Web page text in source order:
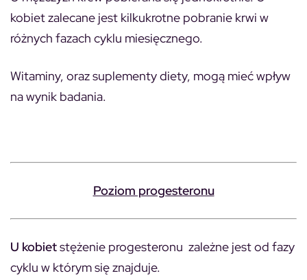
kobiet zalecane jest kilkukrotne pobranie krwi w
różnych fazach cyklu miesięcznego.
Witaminy, oraz suplementy diety, mogą mieć wpływ
na wynik badania.
Poziom progesteronu
U kobietstężenie progesteronu zależne jest od fazy
cyklu w którym się znajduje.